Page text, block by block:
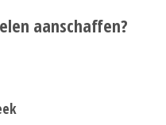
aanschaffen?